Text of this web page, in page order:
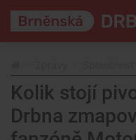
Kolik stojí
Drbna